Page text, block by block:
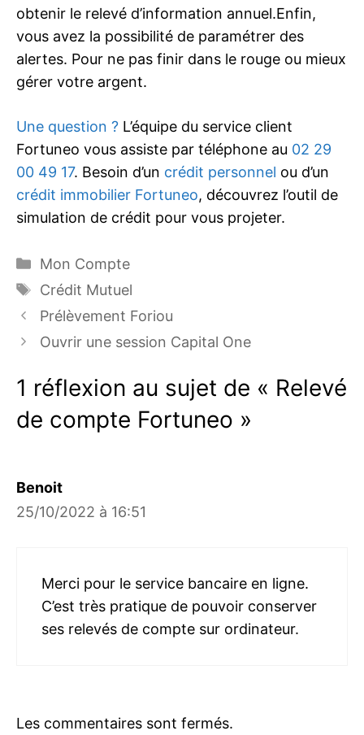
obtenir le relevé d’information annuel.Enfin,
vous avez la possibilité de paramétrer des
alertes. Pour ne pas finir dans le rouge ou mieux
gérer votre argent.
Une question ? L’équipe du service client
Fortuneo vous assiste par téléphone au 02 29
00 49 17. Besoin d’un crédit personnel ou d’un
crédit immobilier Fortuneo, découvrez l’outil de
simulation de crédit pour vous projeter.
Catégories
Mon Compte
Étiquettes
Crédit Mutuel
Prélèvement Foriou
Ouvrir une session Capital One
1 réflexion au sujet de « Relevé
de compte Fortuneo »
Benoit
25/10/2022 à 16:51
Merci pour le service bancaire en ligne.
C’est très pratique de pouvoir conserver
ses relevés de compte sur ordinateur.
Les commentaires sont fermés.